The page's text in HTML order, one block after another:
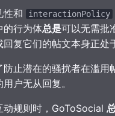
性和 interactionPolicy
的行为体总是可以无需批
回复它们的帖文本身正处
止潜在的骚扰者在滥用
户无从回复。
动规则时，GoToSocial